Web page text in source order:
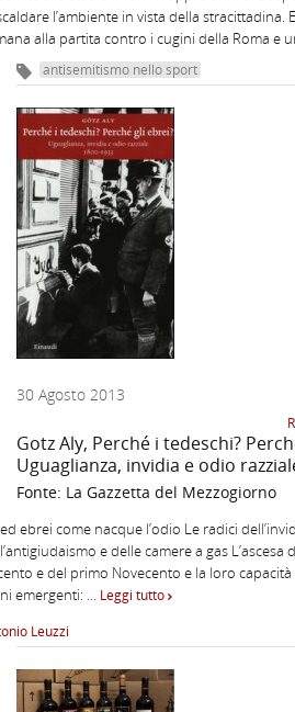
l’ambiente in vista della stracittadina.
alla partita contro i cugini della Roma e
antisemitismo nello sport
30 Agosto 2013
Gotz Aly, Perché i tedeschi?
Uguaglianza, invidia e odio
Fonte: La Gazzetta del Mezzogiorno
ebrei come nacque l’odio Le radici
e delle camere a gas L’ascesa
e del primo Novecento e la loro
emergenti: … Leggi tutto
Leuzzi